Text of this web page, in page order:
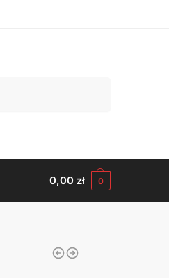
0,00 zł 0